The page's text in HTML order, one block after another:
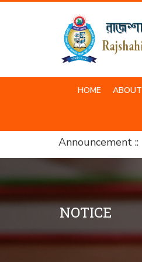
HOME ABOUT
Announcement ::
NOTICE